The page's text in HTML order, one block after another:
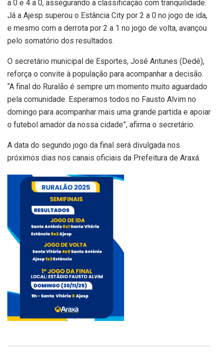
a 0 e 4 a 0, assegurando a classificação com tranquilidade.
Já a Ajesp superou o Estância City por 2 a 0 no jogo de ida,
e mesmo com a derrota por 2 a 1 no jogo de volta, avançou
pelo somatório dos resultados.
O secretário municipal de Esportes, José Antunes (Dedé),
reforça o convite à população para acompanhar a decisão.
“A final do Ruralão é sempre um momento muito aguardado
pela comunidade. Esperamos todos no Fausto Alvim no
domingo para acompanhar mais uma grande partida e apoiar
o futebol amador da nossa cidade”, afirma o secretário.
A data do segundo jogo da final será divulgada nos
próximos dias nos canais oficiais da Prefeitura de Araxá.